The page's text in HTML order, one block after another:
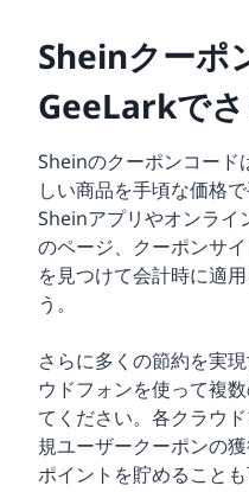
Sheinクーポ
GeeLarkで
Sheinのクーポンコード
しい商品を手頃な価格
Sheinアプリやオンライ
のページ、クーポンサ
を見つけて会計時に適
う。
さらに多くの節約を実
ウドフォンを使って複
てください。各クラウ
規ユーザークーポンの
ポイントを貯めることも